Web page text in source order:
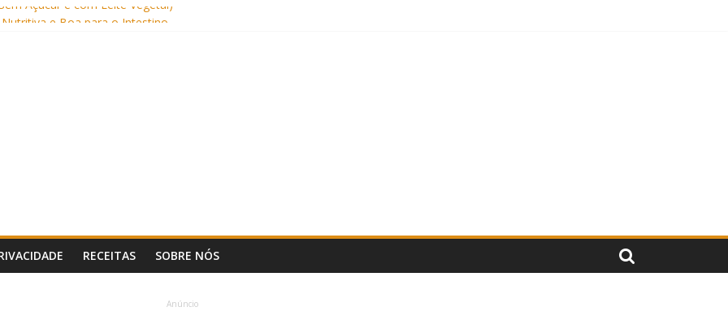
Açúcar e com Leite Vegetal)
Alulose)
(Sem Forno, Fácil e Fofinho)
Uma Receita Prática e Deliciosa
RECEITAS SOBRE NÓS
Anúncio